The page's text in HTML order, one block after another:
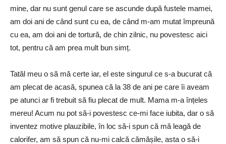
mine, dar nu sunt genul care se ascunde după fustele mamei,
am doi ani de când sunt cu ea, de când m-am mutat împreună
cu ea, am doi ani de tortură, de chin zilnic, nu povestesc aici
tot, pentru că am prea mult bun simț.
Tatăl meu o să mă certe iar, el este singurul ce s-a bucurat că
am plecat de acasă, spunea că la 38 de ani pe care îi aveam
pe atunci ar fi trebuit să fiu plecat de mult. Mama m-a înțeles
mereu! Acum nu pot să-i povestesc ce-mi face iubita, dar o să
inventez motive plauzibile, în loc să-i spun că mă leagă de
calorifer, am să spun că nu-mi calcă cămășile, asta o să-i